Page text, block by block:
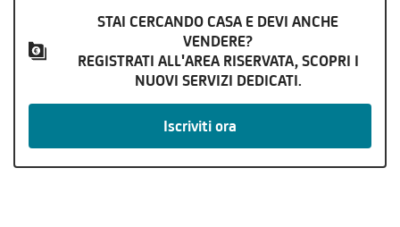
STAI CERCANDO CASA E DEVI ANCHE
VENDERE?
REGISTRATI ALL'AREA RISERVATA, SCOPRI I
NUOVI SERVIZI DEDICATI.
Iscriviti ora